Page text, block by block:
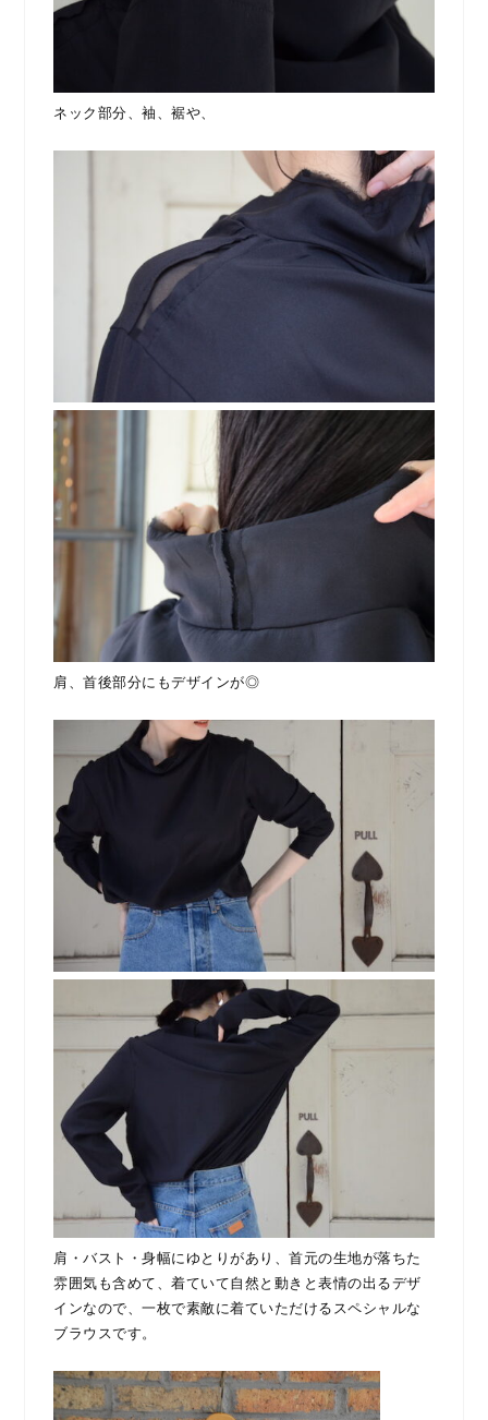
ネック部分、袖、裾や、
肩、首後部分にもデザインが◎
肩・バスト・身幅にゆとりがあり、首元の生地が落ちた
雰囲気も含めて、着ていて自然と動きと表情の出るデザ
インなので、一枚で素敵に着ていただけるスペシャルな
ブラウスです。